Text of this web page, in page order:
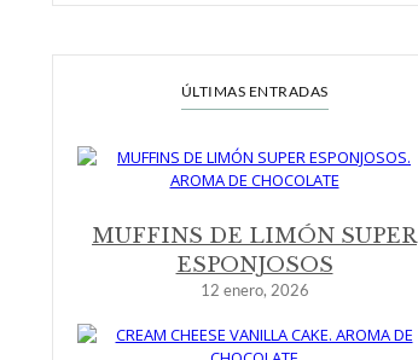
ÚLTIMAS ENTRADAS
MUFFINS DE LIMÓN SUPER
ESPONJOSOS
12 enero, 2026